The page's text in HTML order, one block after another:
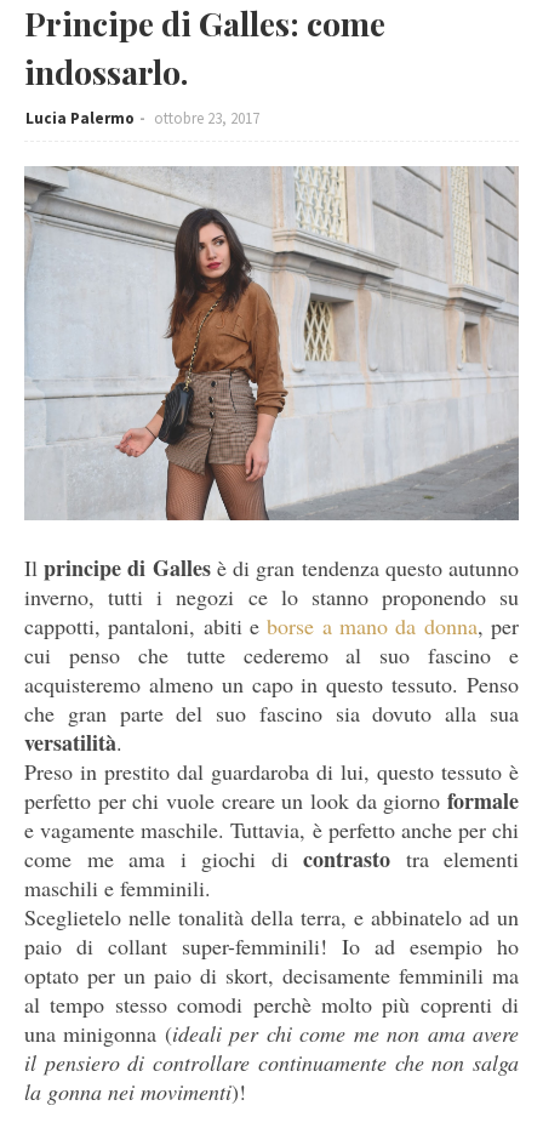
Principe di Galles: come
indossarlo.
Lucia Palermo ottobre 23, 2017
Ilprincipe di Gallesè di gran tendenza questo autunno
inverno, tutti i negozi ce lo stanno proponendo su
cappotti, pantaloni, abiti eborse a mano da donna, per
cui penso che tutte cederemo al suo fascino e
acquisteremo almeno un capo in questo tessuto. Penso
che gran parte del suo fascino sia dovuto alla sua
versatilità.
Preso in prestito dal guardaroba di lui, questo tessuto è
perfetto per chi vuole creare un look da giorno formale
e vagamente maschile. Tuttavia, è perfetto anche per chi
come me ama i giochi di contrasto tra elementi
maschili e femminili.
Sceglietelo nelle tonalità della terra, e abbinatelo ad un
paio di collant super-femminili! Io ad esempio ho
optato per un paio di skort, decisamente femminili ma
al tempo stesso comodi perchè molto più coprenti di
una minigonna (ideali per chi come me non ama avere
il pensiero di controllare continuamente che non salga
la gonna nei movimenti)!